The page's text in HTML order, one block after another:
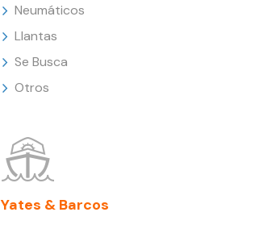
Neumáticos
Llantas
Se Busca
Otros
Yates & Barcos